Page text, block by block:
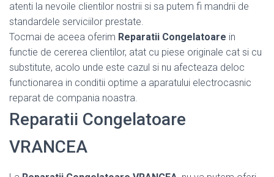
atenti la nevoile clientilor nostrii si sa putem fi mandrii de
standardele serviciilor prestate.
Tocmai de aceea oferim Reparatii Congelatoare in
functie de cererea clientilor, atat cu piese originale cat si cu
substitute, acolo unde este cazul si nu afecteaza deloc
functionarea in conditii optime a aparatului electrocasnic
reparat de compania noastra.
Reparatii Congelatoare
VRANCEA